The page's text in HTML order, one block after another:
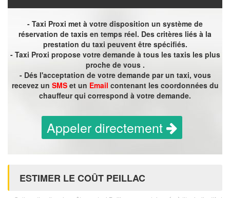
- Taxi Proxi met à votre disposition un système de
réservation de taxis en temps réel. Des critères liés à la
prestation du taxi peuvent être spécifiés.
- Taxi Proxi propose votre demande à tous les taxis les plus
proche de vous .
- Dés l'acceptation de votre demande par un taxi, vous
recevez un SMSet un Email contenant les coordonnées du
chauffeur qui correspond à votre demande.
Appeler directement
ESTIMER LE COÛT PEILLAC